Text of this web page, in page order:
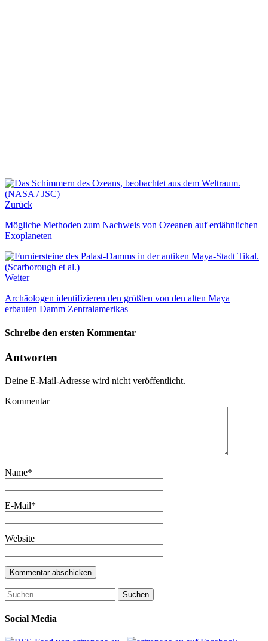
Zurück
Mögliche Methoden zum Nachweis von Ozeanen auf erdähnlichen
Exoplaneten
Weiter
Archäologen identifizieren den größten von den alten Maya
erbauten Damm Zentralamerikas
Schreibe den ersten Kommentar
Antworten
Deine E-Mail-Adresse wird nicht veröffentlicht.
Kommentar
Name*
E-Mail*
Website
Suchen
nach:
Social Media